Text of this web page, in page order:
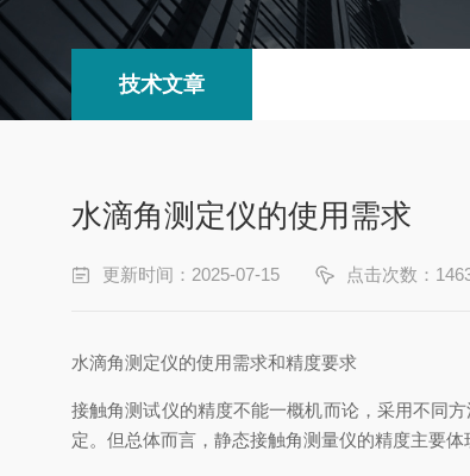
技术文章
水滴角测定仪的使用需求
更新时间：2025-07-15 点击次数：
水滴角测定仪的使用需求和精度要求
接触角测试仪的精度不能一概机而论，采用不同
定。但总体而言，静态接触角测量仪的精度主要